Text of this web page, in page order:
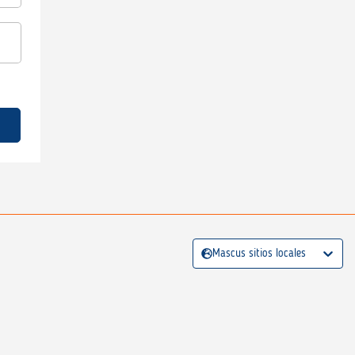
Mascus sitios locales